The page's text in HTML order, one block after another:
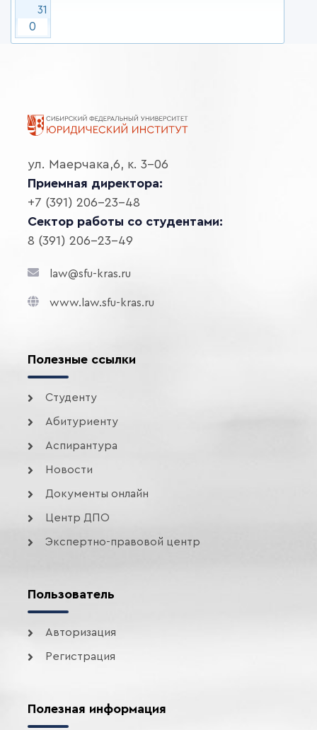
31
0
ул. Маерчака,6, к. 3-06
Приемная директора:
+7 (391) 206-23-48
Сектор работы со студентами:
8 (391) 206-23-49
law@sfu-kras.ru
www.law.sfu-kras.ru
Полезные ссылки
Студенту
Абитуриенту
Аспирантура
Новости
Документы онлайн
Центр ДПО
Экспертно-правовой центр
Пользователь
Авторизация
Регистрация
Полезная информация